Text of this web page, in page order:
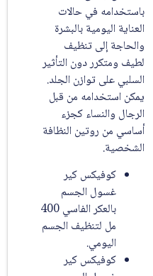
باستخدامه في حالات
العناية اليومية بالبشرة
والحاجة إلى تنظيف
لطيف ومتكرر دون التأثير
السلبي على توازن الجلد.
يمكن استخدامه من قبل
الرجال والنساء كجزء
أساسي من روتين النظافة
الشخصية.
كوفيكس كير
غسول الجسم
بالعكر الفاسي 400
مل لتنظيف الجسم
اليومي.
كوفيكس كير